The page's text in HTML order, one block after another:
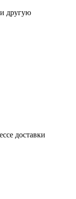
другую
доставки